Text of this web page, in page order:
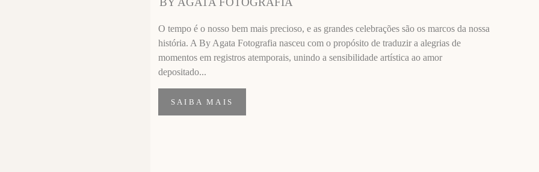
O tempo é o nosso bem mais precioso, e as grandes celebrações são os marcos da nossa
história. A By Agata Fotografia nasceu com o propósito de traduzir a alegrias de
momentos em registros atemporais, unindo a sensibilidade artística ao amor
depositado...
SAIBA MAIS